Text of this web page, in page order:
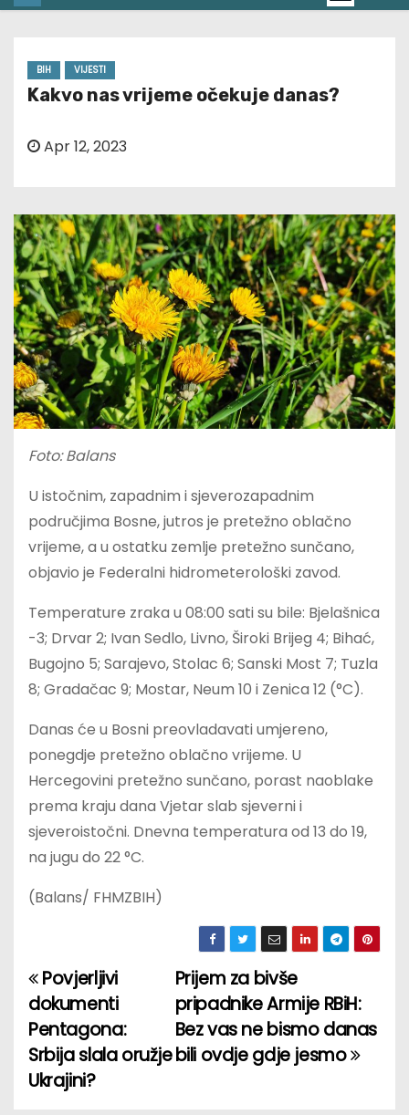
BIH VIJESTI
Kakvo nas vrijeme očekuje danas?
Apr 12, 2023
Foto: Balans
U istočnim, zapadnim i sjeverozapadnim
područjima Bosne, jutros je pretežno oblačno
vrijeme, a u ostatku zemlje pretežno sunčano,
objavio je Federalni hidrometerološki zavod.
Temperature zraka u 08:00 sati su bile: Bjelašnica
-3; Drvar 2; Ivan Sedlo, Livno, Široki Brijeg 4; Bihać,
Bugojno 5; Sarajevo, Stolac 6; Sanski Most 7; Tuzla
8; Gradačac 9; Mostar, Neum 10 i Zenica 12 (°C).
Danas će u Bosni preovladavati umjereno,
ponegdje pretežno oblačno vrijeme. U
Hercegovini pretežno sunčano, porast naoblake
prema kraju dana Vjetar slab sjeverni i
sjeveroistočni. Dnevna temperatura od 13 do 19,
na jugu do 22 °C.
(Balans/ FHMZBIH)
P
o
s
Prijem za bivše
pripadnike Armije RBiH:
Bez vas ne bismo danas
bili ovdje gdje jesmo
Povjerljivi
dokumenti
Pentagona:
Srbija slala oružje
Ukrajini?